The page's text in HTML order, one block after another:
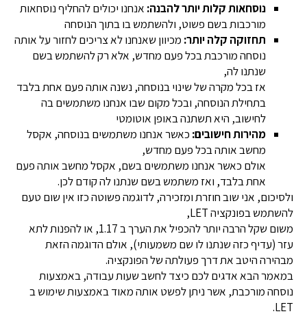
נוסחאות קלות יותר להבנה: אנחנו יכולים להחליף נוסחאות
מורכבות בשם פשוט, ולהשתמש בו בתוך הנוסחה
תחזוקה קלה יותר: מכיוון שאנחנו לא צריכים לחזור על אותה
נוסחה מורכבת בכל פעם מחדש, אלא רק להשתמש בשם
שנתנו לה,
אז בכל מקרה של שינוי בנוסחה, נשנה אותה פעם אחת בלבד
בתחילת הנוסחה, ובכל מקום שבו אנחנו משתמשים בה
לחישוב, היא תשתנה באופן אוטומטי
מהירות חישובים: כאשר אנחנו משתמשים בנוסחה, אקסל
מחשב אותה בכל פעם מחדש,
אולם כאשר אנחנו משתמשים בשם, אקסל מחשב אותה פעם
אחת בלבד, ואז משתמש בשם שנתנו לה קודם לכן.
ולסיכום, אני שוב חוזרת ומזכירה, לדוגמה פשוטה כזו אין שום טעם
להשתמש בפונקציה LET,
משום שקל הרבה יותר להכפיל את הערך ב 1.17, או להפנות לתא
עזר (עדיף כזה שנתנו לו שם משמעותי), אולם הדוגמה הזאת
מבהירה היטב את דרך פעולתה של הפונקציה.
במאמר הבא אדגים לכם כיצד לחשב שעות עבודה, באמצעות
נוסחה מורכבת, אשר ניתן לפשט אותה מאוד באמצעות שימוש ב
LET.